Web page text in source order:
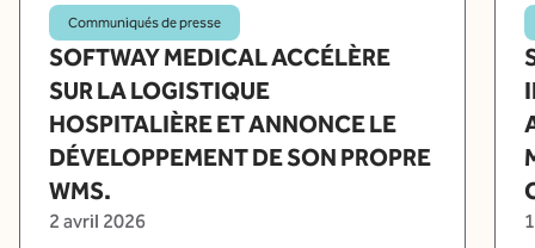
Communiqués de presse
SOFTWAY MEDICAL ACCÉLÈRE
SUR LA LOGISTIQUE
HOSPITALIÈRE ET ANNONCE LE
DÉVELOPPEMENT DE SON PROPRE
WMS.
2 avril 2026